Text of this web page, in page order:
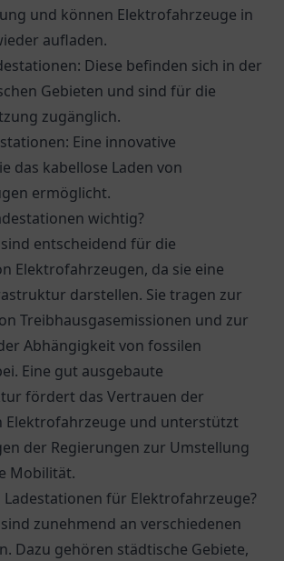
und können Elektrofahrzeuge in
aufladen.
Diese befinden sich in der
Gebieten und sind für die
zugänglich.
Eine innovative
das kabellose Laden von
ermöglicht.
wichtig?
entscheidend für die
Elektrofahrzeugen, da sie eine
darstellen. Sie tragen zur
Treibhausgasemissionen und zur
Abhängigkeit von fossilen
Eine gut ausgebaute
fördert das Vertrauen der
Elektrofahrzeuge und unterstützt
der Regierungen zur Umstellung
Mobilität.
für Elektrofahrzeuge?
zunehmend an verschiedenen
Dazu gehören städtische Gebiete,